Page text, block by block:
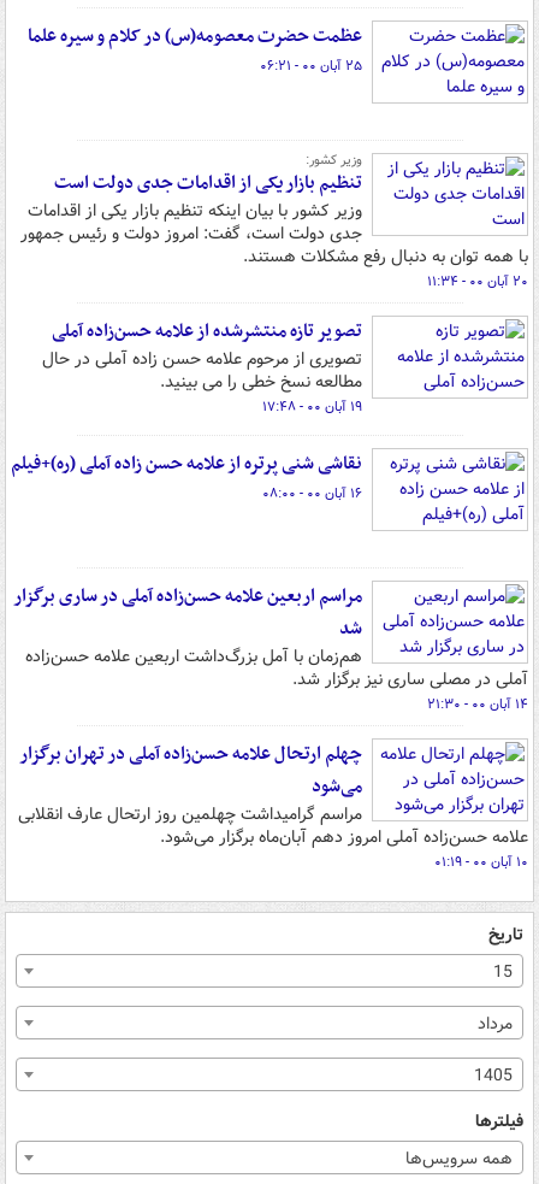
عظمت حضرت معصومه(س) در کلام و سیره علما
۲۵ آبان ۰۰ - ۰۶:۲۱
وزیر کشور:
تنظیم بازار یکی از اقدامات جدی دولت است
وزیر کشور با بیان اینکه تنظیم بازار یکی از اقدامات
جدی دولت است، گفت: امروز دولت و رئیس جمهور
با همه توان به دنبال رفع مشکلات هستند.
۲۰ آبان ۰۰ - ۱۱:۳۴
تصویر تازه منتشرشده از علامه حسن‌زاده آملی
تصویری از مرحوم علامه حسن زاده آملی در حال
مطالعه نسخ خطی را می بینید.
۱۹ آبان ۰۰ - ۱۷:۴۸
نقاشی شنی پرتره از علامه حسن زاده آملی (ره)+فیلم
۱۶ آبان ۰۰ - ۰۸:۰۰
مراسم اربعین علامه حسن‌زاده آملی در ساری برگزار
شد
هم‌زمان با آمل بزرگ‌داشت اربعین علامه حسن‌زاده
آملی در مصلی ساری نیز برگزار شد.
۱۴ آبان ۰۰ - ۲۱:۳۰
چهلم ارتحال علامه حسن‌زاده آملی در تهران برگزار
می‌شود
مراسم گرامیداشت چهلمین روز ارتحال عارف انقلابی
علامه حسن‌زاده آملی امروز دهم آبان‌ماه برگزار می‌شود.
۱۰ آبان ۰۰ - ۰۱:۱۹
تاریخ
15
مرداد
1405
فیلترها
همه سرویس‌ها